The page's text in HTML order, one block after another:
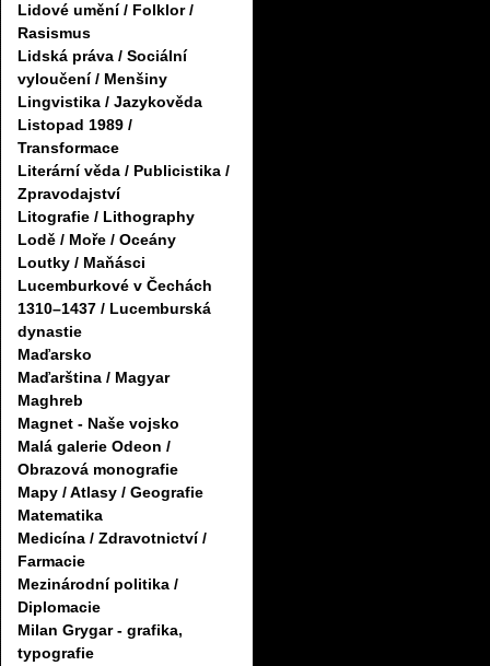
Lidové umění / Folklor /
Rasismus
Lidská práva / Sociální
vyloučení / Menšiny
Lingvistika / Jazykověda
Listopad 1989 /
Transformace
Literární věda / Publicistika /
Zpravodajství
Litografie / Lithography
Lodě / Moře / Oceány
Loutky / Maňásci
Lucemburkové v Čechách
1310–1437 / Lucemburská
dynastie
Maďarsko
Maďarština / Magyar
Maghreb
Magnet - Naše vojsko
Malá galerie Odeon /
Obrazová monografie
Mapy / Atlasy / Geografie
Matematika
Medicína / Zdravotnictví /
Farmacie
Mezinárodní politika /
Diplomacie
Milan Grygar - grafika,
typografie